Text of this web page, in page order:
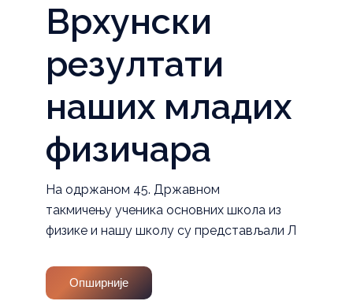
Врхунски
резултати
наших младих
физичара
На одржаном 45. Државном
такмичењу ученика основних школа из
физике и нашу школу су представљали Л
Опширније